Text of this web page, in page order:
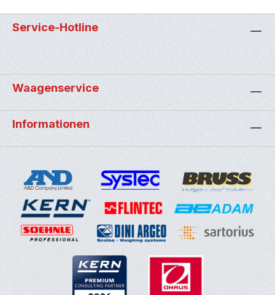
Service-Hotline
Waagenservice
Informationen